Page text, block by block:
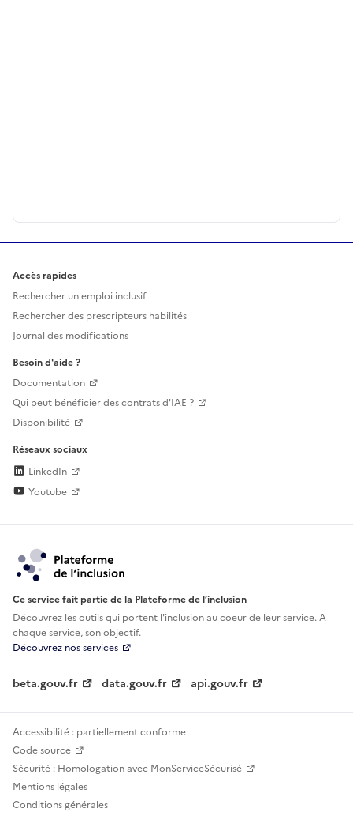
Accès rapides
Rechercher un emploi inclusif
Rechercher des prescripteurs habilités
Journal des modifications
Besoin d'aide ?
Documentation
Qui peut bénéficier des contrats d'IAE ?
Disponibilité
Réseaux sociaux
LinkedIn
Youtube
Ce service fait partie de la Plateforme de l’inclusion
Découvrez les outils qui portent l'inclusion aucoeur de leur service. A
chaque service, son objectif.
Découvrez nos services
beta.gouv.fr data.gouv.fr api.gouv.fr
Accessibilité : partiellement conforme
Code source
Sécurité : Homologation avec MonServiceSécurisé
Mentions légales
Conditions générales